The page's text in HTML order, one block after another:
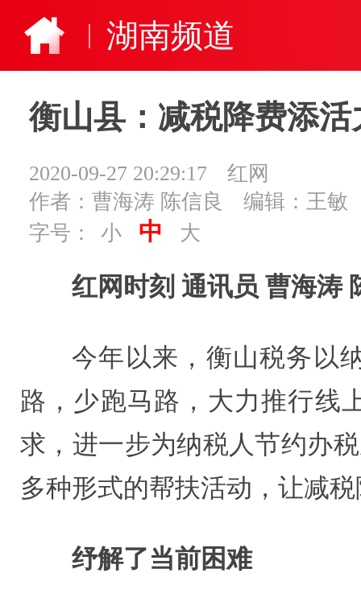
湖南频道
衡山县：减税降费添
2020-09-27 20:29:17
红网
作者：曹海涛 陈信良
编辑：王敏
字号：
小 中 大
红网时刻 通讯员 曹海涛
今年以来，衡山税务以
路，少跑马路，大力推行线
求，进一步为纳税人节约办
多种形式的帮扶活动，让减
纾解了当前困难